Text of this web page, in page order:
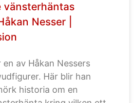
Nesser |
en av Håkan Nessers
Här blir han
historia om en